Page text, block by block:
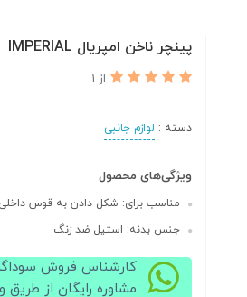
پینچر ناخن امپریال IMPERIAL
از 1
دسته : لوازم جانبی
ویژگی‌های محصول
مناسب برای: شکل دادن به قوس
جنس بدنه: استیل ضد زنگ
کارشناس فروش
مشاوره رایگان از